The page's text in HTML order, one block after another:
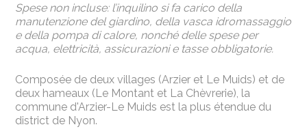
Spese non incluse: l’inquilino si fa carico della
manutenzione del giardino, della vasca idromassaggio
e della pompa di calore, nonché delle spese per
acqua, elettricità, assicurazioni e tasse obbligatorie.
Composée de deux villages (Arzier et Le Muids) et de
deux hameaux (Le Montant et La Chèvrerie), la
commune d'Arzier-Le Muids est la plus étendue du
district de Nyon.